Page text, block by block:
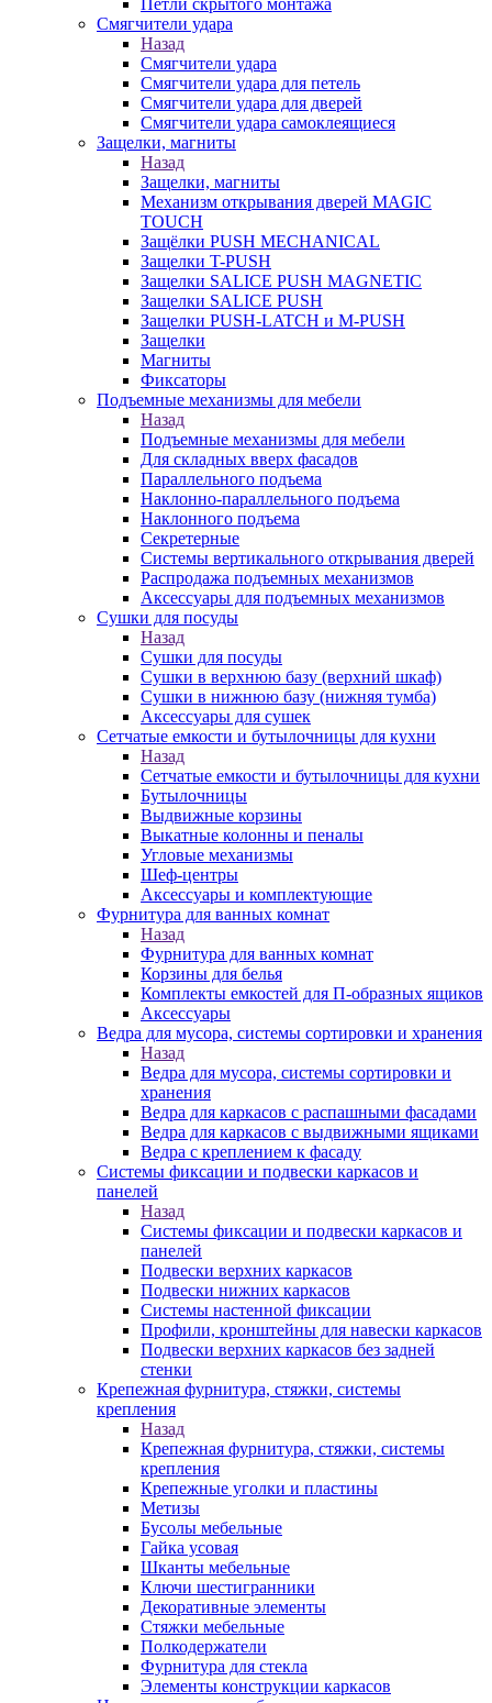
Петли скрытого монтажа
Смягчители удара
Назад
Смягчители удара
Смягчители удара для петель
Смягчители удара для дверей
Cмягчители удара самоклеящиеся
Защелки, магниты
Назад
Защелки, магниты
Механизм открывания дверей MAGIC
TOUCH
Защёлки PUSH MECHANICAL
Защелки T-PUSH
Защелки SALICE PUSH MAGNETIC
Защелки SALICE PUSH
Защелки PUSH-LATCH и M-PUSH
Защелки
Магниты
Фиксаторы
Подъемные механизмы для мебели
Назад
Подъемные механизмы для мебели
Для складных вверх фасадов
Параллельного подъема
Наклонно-параллельного подъема
Наклонного подъема
Секретерные
Системы вертикального открывания дверей
Распродажа подъемных механизмов
Аксессуары для подъемных механизмов
Сушки для посуды
Назад
Сушки для посуды
Сушки в верхнюю базу (верхний шкаф)
Сушки в нижнюю базу (нижняя тумба)
Аксессуары для сушек
Сетчатые емкости и бутылочницы для кухни
Назад
Сетчатые емкости и бутылочницы для кухни
Бутылочницы
Выдвижные корзины
Выкатные колонны и пеналы
Угловые механизмы
Шеф-центры
Аксессуары и комплектующие
Фурнитура для ванных комнат
Назад
Фурнитура для ванных комнат
Корзины для белья
Комплекты емкостей для П-образных ящиков
Аксессуары
Ведра для мусора, системы сортировки и хранения
Назад
Ведра для мусора, системы сортировки и
хранения
Ведра для каркасов с распашными фасадами
Ведра для каркасов с выдвижными ящиками
Ведра с креплением к фасаду
Системы фиксации и подвески каркасов и
панелей
Назад
Системы фиксации и подвески каркасов и
панелей
Подвески верхних каркасов
Подвески нижних каркасов
Системы настенной фиксации
Профили, кронштейны для навески каркасов
Подвески верхних каркасов без задней
стенки
Крепежная фурнитура, стяжки, системы
крепления
Назад
Крепежная фурнитура, стяжки, системы
крепления
Крепежные уголки и пластины
Метизы
Бусолы мебельные
Гайка усовая
Шканты мебельные
Ключи шестигранники
Декоративные элементы
Стяжки мебельные
Полкодержатели
Фурнитура для стекла
Элементы конструкции каркасов